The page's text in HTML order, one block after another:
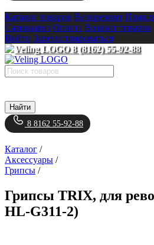
Каталог товаров Велоремонт
Самовывоз Оплата Возврат товаров
Войти Зарегистрироваться
8 (8162) 55-92-88
Найти
8 8162 55-92-88
Каталог /
Аксессуары /
Грипсы /
Грипсы TRIX, для
HL-G311-2)